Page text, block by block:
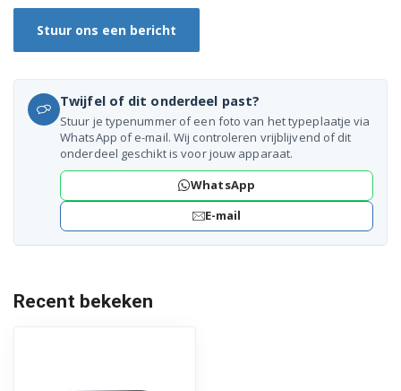
KBG741
KBG962AO
KBGC741AO
KBGC744-AO
KBGC972
KBGT741
Stuur ons een bericht
Twijfel of dit onderdeel past?
Stuur je typenummer of een foto van het typeplaatje via
WhatsApp of e-mail. Wij controleren vrijblijvend of dit
onderdeel geschikt is voor jouw apparaat.
WhatsApp
E-mail
Recent bekeken